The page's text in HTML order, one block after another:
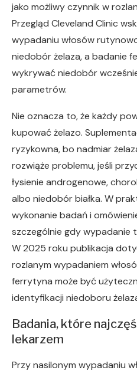
jako możliwy czynnik w
Przegląd Cleveland Clinic
wypadaniu włosów
niedobór żelaza, a badanie
wykrywać niedobór
parametrów.
Nie oznacza to, że każdy
kupować żelazo.
ryzykowna, bo nadmiar
rozwiąże problemu, jeśli
łysienie androgenowe,
albo niedobór białka. W
wykonanie badań i
szczególnie gdy wypadanie
W 2025 roku publikacja
rozlanym wypadaniem
ferrytyna może być
identyfikacji niedoboru
Badania, które
lekarzem
Przy nasilonym wypadaniu